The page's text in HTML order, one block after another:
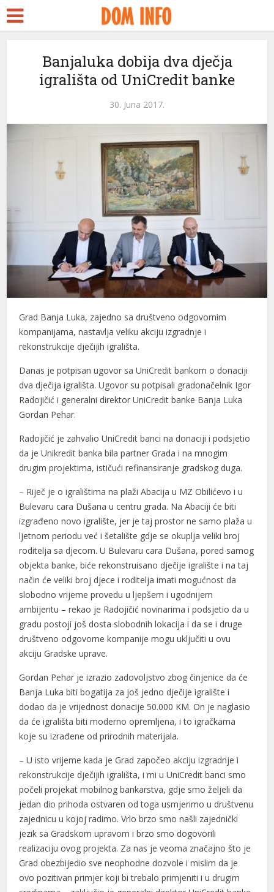
Banjaluka dobija dva dječja
igrališta od UniCredit banke
30. Juna 2017.
Grad Banja Luka, zajedno sa društveno odgovornim
kompanijama, nastavlja veliku akciju izgradnje i
rekonstrukcije dječijih igrališta.
Danas je potpisan ugovor sa UniCredit bankom o donaciji
dva dječija igrališta. Ugovor su potpisali gradonačelnik Igor
Radojičić i generalni direktor UniCredit banke Banja Luka
Gordan Pehar.
Radojičić je zahvalio UniCredit banci na donaciji i podsjetio
da je Unikredit banka bila partner Grada i na mnogim
drugim projektima, ističući refinansiranje gradskog duga.
– Riječ je o igralištima na plaži Abacija u MZ Obilićevo i u
Bulevaru cara Dušana u centru grada. Na Abaciji će biti
izgrađeno novo igralište, jer je taj prostor ne samo plaža u
ljetnom periodu već i šetalište gdje se okuplja veliki broj
roditelja sa djecom. U Bulevaru cara Dušana, pored samog
objekta banke, biće rekonstruisano dječije igralište i na taj
način će veliki broj djece i roditelja imati mogućnost da
slobodno vrijeme provedu u ljepšem i ugodnijem
ambijentu – rekao je Radojičić novinarima i podsjetio da u
gradu postoji još dosta slobodnih lokacija i da se i druge
društveno odgovorne kompanije mogu uključiti u ovu
akciju Gradske uprave.
Gordan Pehar je izrazio zadovoljstvo zbog činjenice da će
Banja Luka biti bogatija za još jedno dječije igralište i
dodao da je vrijednost donacije 50.000 KM. On je naglasio
da će igrališta biti moderno opremljena, i to igračkama
koje su izrađene od prirodnih materijala.
– U isto vrijeme kada je Grad započeo akciju izgradnje i
rekonstrukcije dječijih igrališta, i mi u UniCredit banci smo
počeli projekat mobilnog bankarstva, gdje smo željeli da
jedan dio prihoda ostvaren od toga usmjerimo u društvenu
zajednicu u kojoj radimo. Vrlo brzo smo našli zajednički
jezik sa Gradskom upravom i brzo smo dogovorili
realizaciju ovog projekta. Za nas je veoma značajno što je
Grad obezbijedio sve neophodne dozvole i mislim da je
ovo pozitivan primjer koji bi trebalo primjeniti i u drugim